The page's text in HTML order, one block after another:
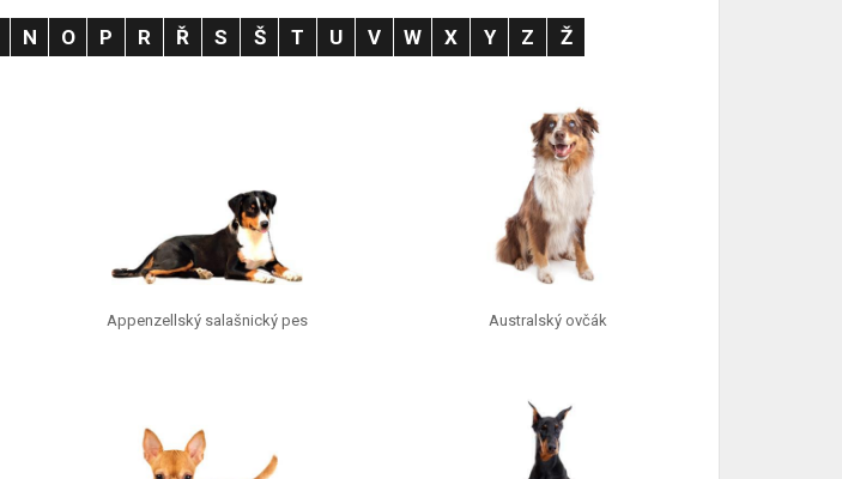
N O P R Ř S Š T U V W X Y Z Ž
Appenzellský salašnický pes Australský ovčák